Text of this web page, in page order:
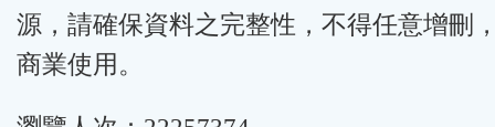
源，請確保資料之完整性，不得任意增刪
商業使用。